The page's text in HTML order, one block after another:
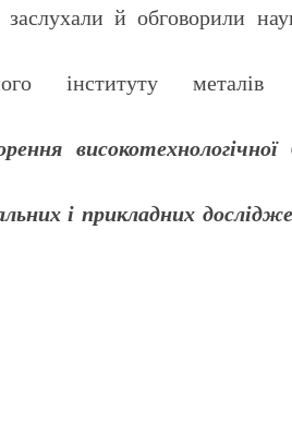
й обговорили
інституту
і прикладних